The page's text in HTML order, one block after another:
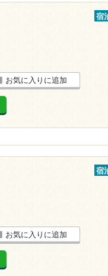
宿
お気に入りに追加
宿
お気に入りに追加